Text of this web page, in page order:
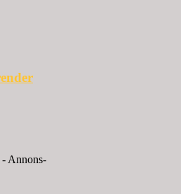
- Annons-